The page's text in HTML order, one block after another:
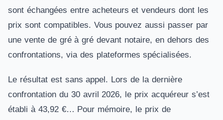
sont échangées entre acheteurs et vendeurs dont les
prix sont compatibles. Vous pouvez aussi passer par
une vente de gré à gré devant notaire, en dehors des
confrontations, via des plateformes spécialisées.
Le résultat est sans appel. Lors de la dernière
confrontation du 30 avril 2026, le prix acquéreur s’est
établi à 43,92 €… Pour mémoire, le prix de